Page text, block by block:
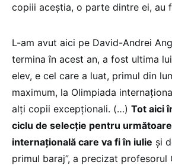
copiii aceştia, o parte dintre ei, au
L-am avut aici pe David-Andrei
termina în acest an, a fost ultima
elev, e cel care a luat, primul din
maximum, la Olimpiada
alţi copii excepţionali. (…) Tot aici
ciclu de selecţie pentru
internaţională care va fi în iulie şi
primul baraj”, a precizat profesorul